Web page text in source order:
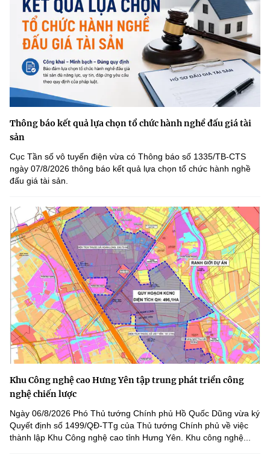
Thông báo kết quả lựa chọn tổ chức hành nghề đấu giá tài
sản
Cục Tần số vô tuyến điện vừa có Thông báo số 1335/TB-CTS
ngày 07/8/2026 thông báo kết quả lựa chọn tổ chức hành nghề
đấu giá tài sản.
Khu Công nghệ cao Hưng Yên tập trung phát triển công
nghệ chiến lược
Ngày 06/8/2026 Phó Thủ tướng Chính phủ Hồ Quốc Dũng vừa ký
Quyết định số 1499/QĐ-TTg của Thủ tướng Chính phủ về việc
thành lập Khu Công nghệ cao tỉnh Hưng Yên. Khu công nghệ...